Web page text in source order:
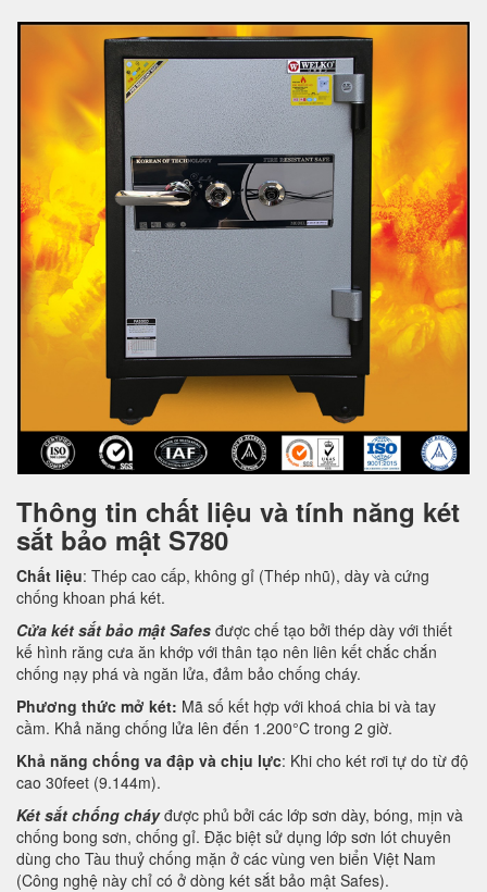
Thông tin chất liệu và tính năng két
sắt bảo mật S780
Chất liệu: Thép cao cấp, không gỉ (Thép nhũ), dày và cứng
chống khoan phá két.
Cửa két sắt bảo mật Safes được chế tạo bởi thép dày với thiết
kế hình răng cưa ăn khớp với thân tạo nên liên kết chắc chắn
chống nạy phá và ngăn lửa, đảm bảo chống cháy.
Phương thức mở két: Mã số kết hợp với khoá chia bi và tay
cầm. Khả năng chống lửa lên đến 1.200°C trong 2 giờ.
Khả năng chống va đập và chịu lực: Khi cho két rơi tự do từ độ
cao 30feet (9.144m).
Két sắt chống cháyđược phủ bởi các lớp sơn dày, bóng, mịn và
chống bong sơn, chống gỉ. Đặc biệt sử dụng lớp sơn lót chuyên
dùng cho Tàu thuỷ chống mặn ở các vùng ven biển Việt Nam
(Công nghệ này chỉ có ở dòng két sắt bảo mật Safes).